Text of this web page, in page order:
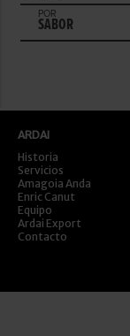
POR
SABOR
ARDAI
Historia
Servicios
Amagoia Anda
Enric Canut
Equipo
Ardai Export
Contacto